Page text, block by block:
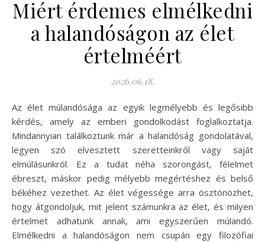
Miért érdemes elmélkedni
a halandóságon az élet
értelméért
2026.06.18.
Az élet múlandósága az egyik legmélyebb és legősibb
kérdés, amely az emberi gondolkodást foglalkoztatja.
Mindannyian találkoztunk már a halandóság gondolatával,
legyen szó elvesztett szeretteinkről vagy saját
elmúlásunkról. Ez a tudat néha szorongást, félelmet
ébreszt, máskor pedig mélyebb megértéshez és belső
békéhez vezethet. Az élet végessége arra ösztönözhet,
hogy átgondoljuk, mit jelent számunkra az élet, és milyen
értelmet adhatunk annak, ami egyszerűen múlandó.
Elmélkedni a halandóságon nem csupán egy filozófiai